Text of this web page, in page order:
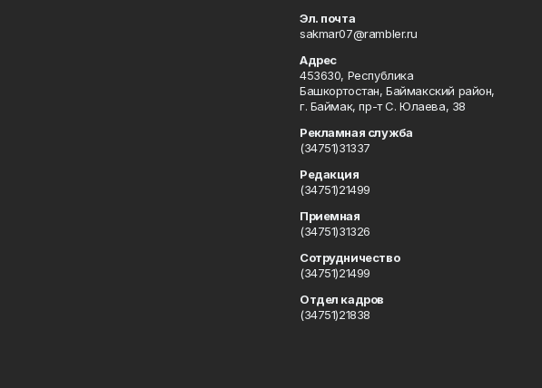
Эл. почта
sakmar07@rambler.ru
Адрес
453630, Республика
Башкортостан, Баймакский район,
г. Баймак, пр-т С. Юлаева, 38
Рекламная служба
(34751)31337
Редакция
(34751)21499
Приемная
(34751)31326
Сотрудничество
(34751)21499
Отдел кадров
(34751)21838